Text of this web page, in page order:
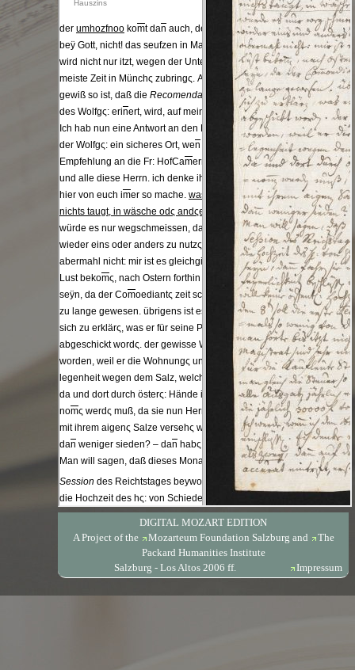
DIGITAL MOZART EDITION
A Project of the
Mozarteum Foundation Salzburg and
The
Packard Humanities Institute
Salzburg - Los Altos 2006 ff.
Impressum